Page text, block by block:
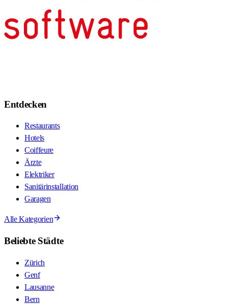
Entdecken
Restaurants
Hotels
Coiffeure
Ärzte
Elektriker
Sanitärinstallation
Garagen
Alle Kategorien
Beliebte Städte
Zürich
Genf
Lausanne
Bern